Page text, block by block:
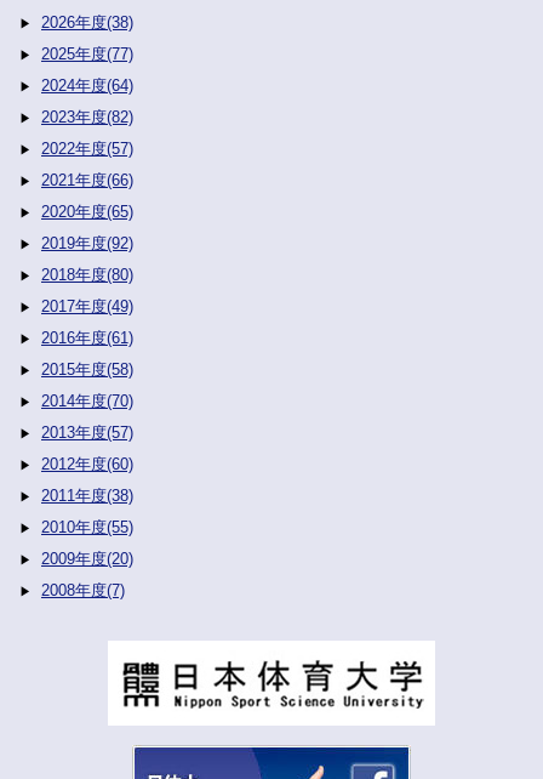
2026年度(38)
2025年度(77)
2024年度(64)
2023年度(82)
2022年度(57)
2021年度(66)
2020年度(65)
2019年度(92)
2018年度(80)
2017年度(49)
2016年度(61)
2015年度(58)
2014年度(70)
2013年度(57)
2012年度(60)
2011年度(38)
2010年度(55)
2009年度(20)
2008年度(7)